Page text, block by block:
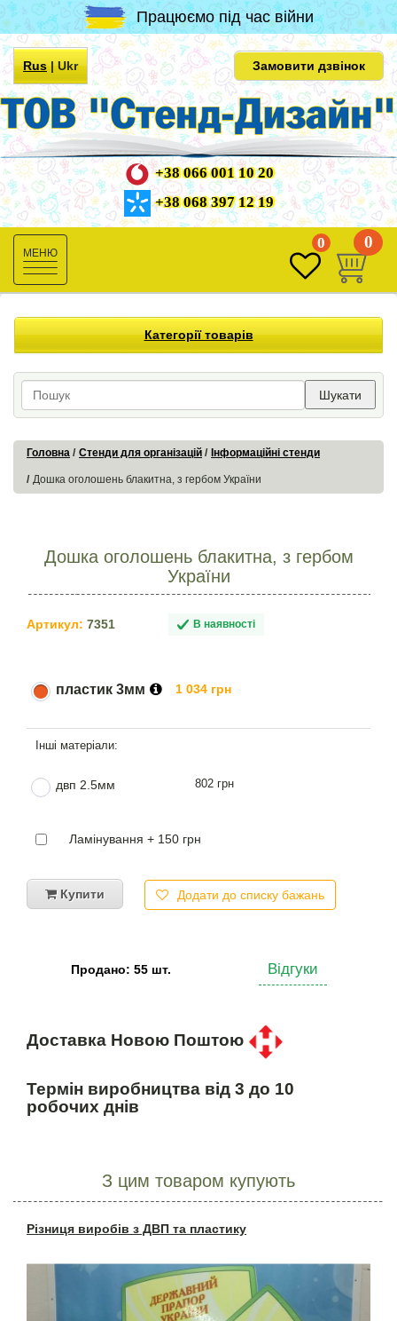
Працюємо під час війни
Rus|Ukr Замовити дзвінок
+38 066 001 10 20
+38 068 397 12 19
Toggle
navigation
0 0
Категорії товарів
Шукати
Головна Стенди для організацій Інформаційні стенди
Дошка оголошень блакитна, з гербом України
Дошка оголошень блакитна, з гербом
України
Артикул: 7351 В наявності
пластик 3мм 1 034 грн
двп 2.5мм 802 грн
Ламінування + 150 грн
Купити Додати до списку бажань
Продано: 55 шт. Відгуки
Доставка Новою Поштою
Термін виробництва від 3 до 10
робочих днів
З цим товаром купують
Різниця виробів з ДВП та пластику